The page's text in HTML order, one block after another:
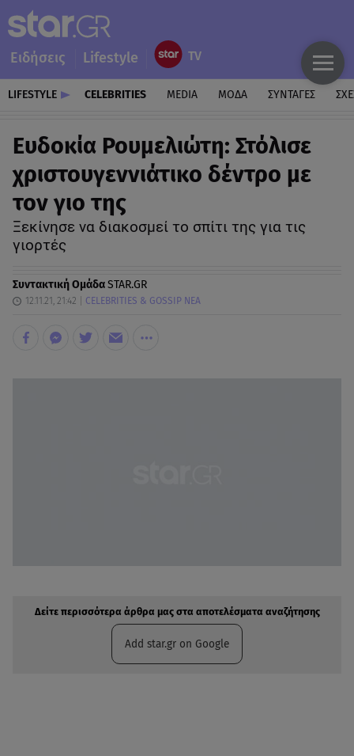
Ειδήσεις Lifestyle
LIFESTYLE CELEBRITIES MEDIA ΜΟΔΑ ΣΥΝΤΑΓΕΣ
Ευδοκία Ρουμελιώτη: Στόλισε
χριστουγεννιάτικο δέντρο με
τον γιο της
Ξεκίνησε να διακοσμεί το σπίτι της για τις
γιορτές
Συντακτική ΟμάδαSTAR.GR
12.11.21, 21:42 CELEBRITIES & GOSSIP ΝΕΑ
Δείτε περισσότερα άρθρα μας στα αποτελέσματα αναζήτησης
Add star.gr on Google